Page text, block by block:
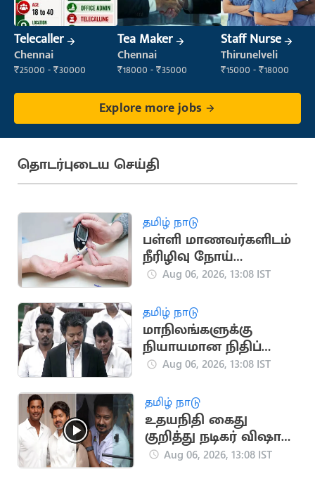
Telecaller
Chennai
₹25000 - ₹30000
Tea Maker
Chennai
₹18000 - ₹35000
Staff Nurse
Thirunelveli
₹15000 - ₹18000
Explore more jobs
தொடர்புடைய செய்தி
தமிழ் நாடு
பள்ளி மாணவர்களிடம்
நீரிழிவு நோய்
அறிகுறி அதிகரிப்பு:
Aug 06, 2026, 13:08 IST
தமிழ் நாடு
மாநிலங்களுக்கு
நியாயமான நிதிப்
பகிர்வு.. நாளை
தனித் தீர்மானம்
Aug 06, 2026, 13:08 IST
தமிழ் நாடு
உதயநிதி கைது
குறித்து நடிகர் விஷால்
கருத்து
Aug 06, 2026, 13:08 IST